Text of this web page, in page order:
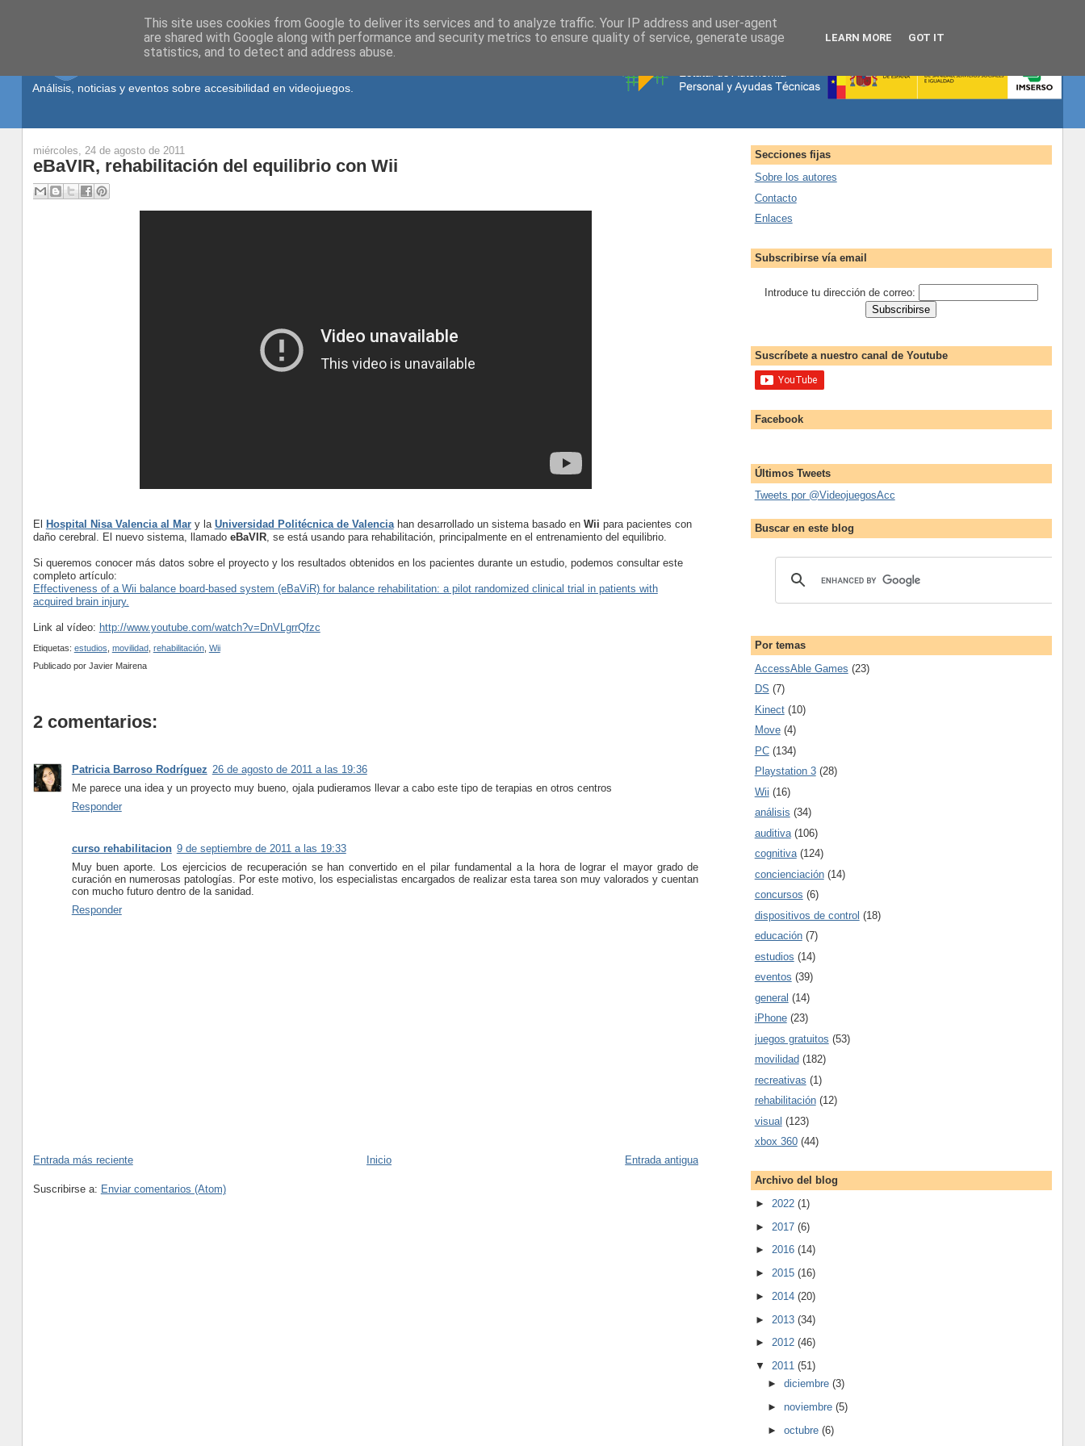
Análisis, noticias y eventos sobre accesibilidad en videojuegos.
miércoles, 24 de agosto de 2011
eBaVIR, rehabilitación del equilibrio con Wii
El Hospital Nisa Valencia al Mary la Universidad Politécnica de Valenciahan desarrollado un sistema basado en Wii para pacientes con
daño cerebral. El nuevo sistema, llamado eBaVIR, se está usando para rehabilitación, principalmente en el entrenamiento del equilibrio.
Si queremos conocer más datos sobre el proyecto y los resultados obtenidos en los pacientes durante un estudio, podemos consultar este
completo artículo:
Effectiveness of a Wii balance board-based system (eBaViR) for balance rehabilitation: a pilot randomized clinical trial in patients with
acquired brain injury.
Link al vídeo: http://www.youtube.com/watch?v=DnVLgrrQfzc
Etiquetas: estudios movilidad, rehabilitación, Wii
Publicado por Javier Mairena
2 comentarios:
Patricia Barroso Rodríguez 26 de agosto de 2011 a las 19:36
Me parece una idea y un proyecto muy bueno, ojala pudieramos llevar a cabo este tipo de terapias en otros centros
Responder
curso rehabilitacion 9 de septiembre de 2011 a las 19:33
Muy buen aporte. Los ejercicios de recuperación se han convertido en el pilar fundamental a la hora de lograr el mayor grado de
curación en numerosas patologías. Por este motivo, los especialistas encargados de realizar esta tarea son muy valorados y cuentan
con mucho futuro dentro de la sanidad.
Responder
Entrada más reciente Entrada antigua
Inicio
Suscribirse a: Enviar comentarios (Atom)
Secciones fijas
Sobre los autores
Contacto
Enlaces
Subscribirse vía email
Introduce tu dirección de correo:
Suscríbete a nuestro canal de Youtube
Facebook
Últimos Tweets
Tweets por @VideojuegosAcc
Buscar en este blog
Por temas
AccessAble Games (23)
DS (7)
Kinect (10)
Move (4)
PC (134)
Playstation 3 (28)
Wii (16)
análisis (34)
auditiva (106)
cognitiva (124)
concienciación (14)
concursos (6)
dispositivos de control (18)
educación (7)
estudios (14)
eventos (39)
general (14)
iPhone (23)
juegos gratuitos (53)
movilidad (182)
recreativas (1)
rehabilitación (12)
visual (123)
xbox 360 (44)
Archivo del blog
► 2022 (1)
► 2017 (6)
► 2016 (14)
► 2015 (16)
► 2014 (20)
► 2013 (34)
► 2012 (46)
▼ 2011 (51)
►diciembre(3)
►noviembre(5)
►octubre(6)
This site uses cookies from Google to deliver its services and to analyze traffic. Your IP address and user-agent
are shared with Google along with performance and security metrics to ensure quality of service, generate usage
statistics, and to detect and address abuse.
LEARN MORE GOT IT